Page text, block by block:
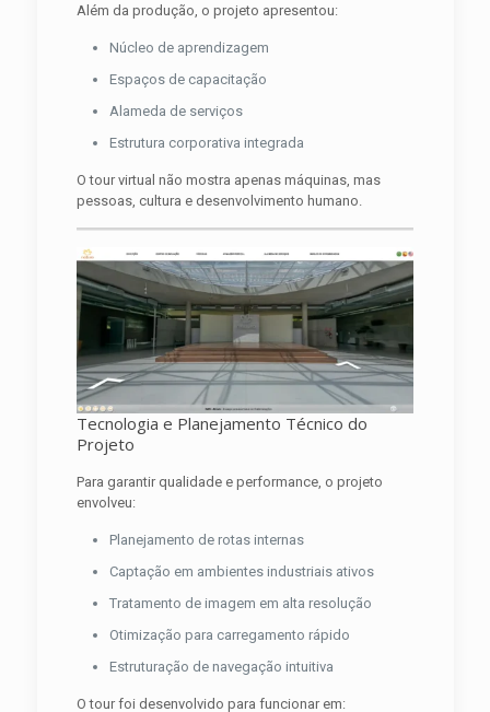
Além da produção, o projeto apresentou:
Núcleo de aprendizagem
Espaços de capacitação
Alameda de serviços
Estrutura corporativa integrada
O tour virtual não mostra apenas máquinas, mas
pessoas, cultura e desenvolvimento humano.
Tecnologia e Planejamento Técnico do
Projeto
Para garantir qualidade e performance, o projeto
envolveu:
Planejamento de rotas internas
Captação em ambientes industriais ativos
Tratamento de imagem em alta resolução
Otimização para carregamento rápido
Estruturação de navegação intuitiva
O tour foi desenvolvido para funcionar em: